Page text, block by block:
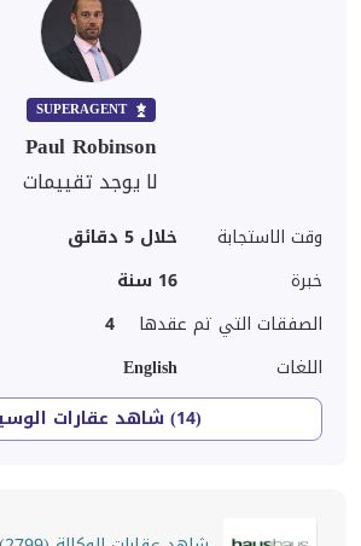
SUPERAGENT
Paul Robinson
لا يوجد تقييمات
وقت الاستجابة
خلال 5 دقائق
خبرة
16 سنة
الصفقات التي تم عقدها
4
اللغات
English
(14) شاهد عقارات الوسيط